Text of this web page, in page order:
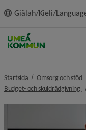
innehållet
Giälah/Kieli/
Startsida Omsorg och stöd
Budget- och skuldrådgivning